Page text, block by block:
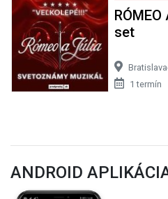
set
1 termín
ANDROID